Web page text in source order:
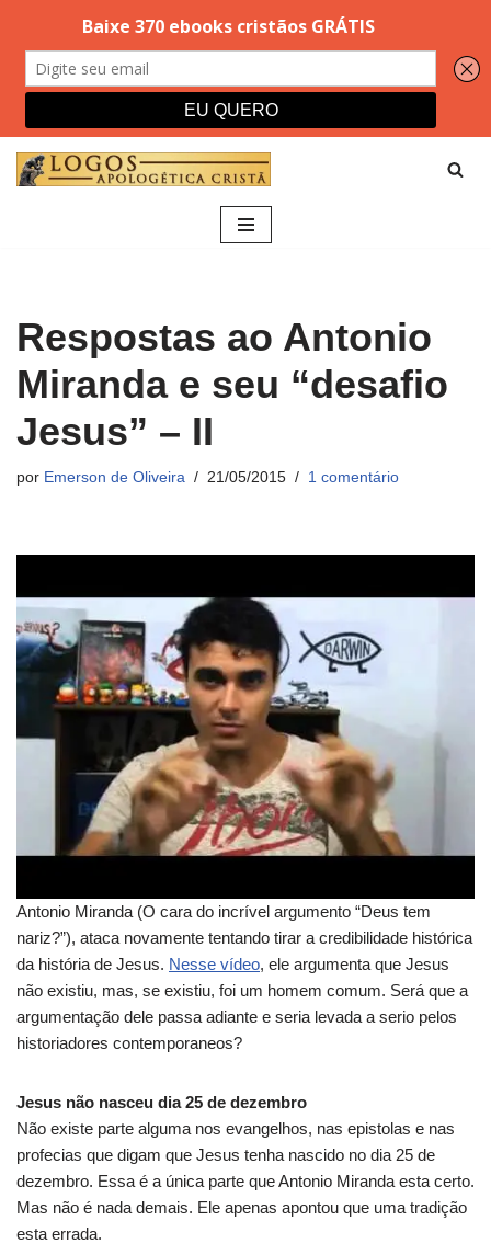
Respostas ao Antonio
Miranda e seu “desafio
Jesus” – II
por Emerson de Oliveira 21/05/2015 1 comentário
Antonio Miranda (O cara do incrível argumento “Deus tem
nariz?”), ataca novamente tentando tirar a credibilidade histórica
da história de Jesus. Nesse vídeo, ele argumenta que Jesus
não existiu, mas, se existiu, foi um homem comum. Será que a
argumentação dele passa adiante e seria levada a serio pelos
historiadores contemporaneos?
Jesus não nasceu dia 25 de dezembro
Não existe parte alguma nos evangelhos, nas epistolas e nas
profecias que digam que Jesus tenha nascido no dia 25 de
dezembro. Essa é a única parte que Antonio Miranda esta certo.
Mas não é nada demais. Ele apenas apontou que uma tradição
esta errada.